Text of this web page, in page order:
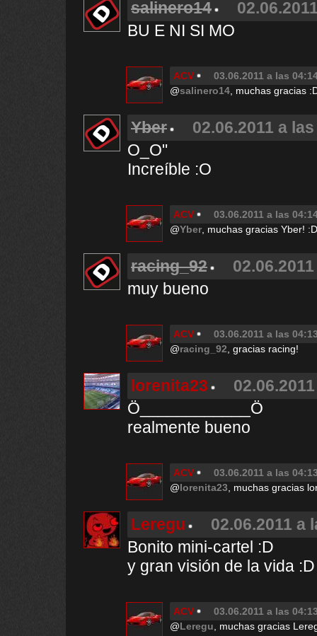
salinero14
BU E NI SI MO
ACV
03.06.2011 a las
@salinero14 , muchas gracias
Yber
02.06.2011 a
O_O"
Increíble :O
ACV
03.06.2011 a las
@Yber , muchas gracias Yber! :D
racing_92
muy bueno
ACV
03.06.2011 a las
@racing_92 , gracias racing!
lorenita23
Ö____________Ö
realmente bueno
ACV
03.06.2011 a las
@lorenita23 , muchas gracias
Leregu
02.06.2011 a
Bonito mini-cartel :D
y gran visión de la vida :D
ACV
03.06.2011 a las
@Leregu , muchas gracias